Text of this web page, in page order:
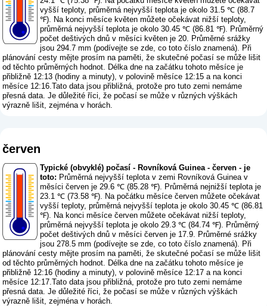
vyšší teploty, průměrná nejvyšší teplota je okolo 31.5 ℃ (88.7
℉). Na konci měsíce květen můžete očekávat nižší teploty,
průměrná nejvyšší teplota je okolo 30.45 ℃ (86.81 ℉). Průměrný
počet deštivých dnů v měsíci květen je 20. Průměrné srážky
jsou 294.7 mm (podívejte se zde, co toto číslo znamená). Při
plánování cesty mějte prosím na paměti, že skutečné počasí se může lišit
od těchto průměrných hodnot. Délka dne na začátku tohoto měsíce je
přibližně 12:13 (hodiny a minuty), v polovině měsíce 12:15 a na konci
měsíce 12:16.Tato data jsou přibližná, protože pro tuto zemi nemáme
přesná data. Je důležité říci, že počasí se může v různých výškách
výrazně lišit, zejména v horách.
červen
Typické (obvyklé) počasí - Rovníková Guinea - červen - je
toto: Průměrná nejvyšší teplota v zemi Rovníková Guinea v
měsíci červen je 29.6 ℃ (85.28 ℉). Průměrná nejnižší teplota je
23.1 ℃ (73.58 ℉). Na počátku měsíce červen můžete očekávat
vyšší teploty, průměrná nejvyšší teplota je okolo 30.45 ℃ (86.81
℉). Na konci měsíce červen můžete očekávat nižší teploty,
průměrná nejvyšší teplota je okolo 29.3 ℃ (84.74 ℉). Průměrný
počet deštivých dnů v měsíci červen je 17.9. Průměrné srážky
jsou 278.5 mm (podívejte se zde, co toto číslo znamená). Při
plánování cesty mějte prosím na paměti, že skutečné počasí se může lišit
od těchto průměrných hodnot. Délka dne na začátku tohoto měsíce je
přibližně 12:16 (hodiny a minuty), v polovině měsíce 12:17 a na konci
měsíce 12:17.Tato data jsou přibližná, protože pro tuto zemi nemáme
přesná data. Je důležité říci, že počasí se může v různých výškách
výrazně lišit, zejména v horách.